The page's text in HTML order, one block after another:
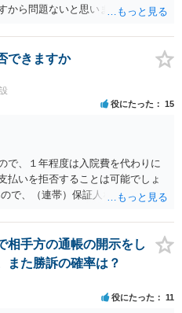
から問題ないと思います。 ② 手
なくなったこと ④ 仕事を休まな
休業損害が発生したこと ⑤ マスク
に評価できる精神的な損害が発生
，内藤先生のご指摘なさる「相当
のないことまでは責任追及ができ
のミスの結果，入院期間が延びて
加請求が可能な余地があります。
「これ以上金銭の請求はしませ
いると， 上記の請求は，基本的
できますか
役にたった 15
で、１年程度は入院費を代わりに
払いを拒否することは可能でしょ
で、（連帯）保証人などにならな
相手方の通帳の開示をし
また勝訴の確率は？
役にたった 11